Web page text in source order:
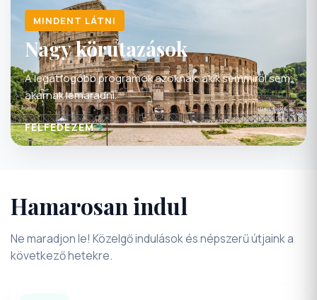
MINDENT LÁTNI
Nagy körutazások
A legátfogóbb programok azoknak, akik semmiről sem
akarnak lemaradni.
FELFEDEZEM
Hamarosan indul
következő hetekre.